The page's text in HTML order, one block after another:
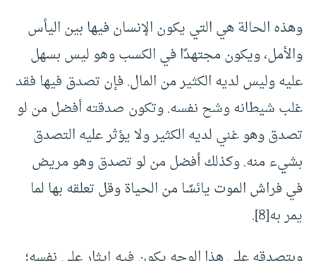
وهذه الحالة هي التي يكون الإنسان فيها بين اليأس
والأمل، ويكون مجتهدًا في الكسب وهو ليس بسهل
عليه وليس لديه الكثير من المال. فإن تصدق فيها فقد
غلب شيطانه وشح نفسه. وتكون صدقته أفضل من لو
تصدق وهو غني لديه الكثير ولا يؤثر عليه التصدق
بشيء منه. وكذلك أفضل من لو تصدق وهو مريض
في فراش الموت يائسًا من الحياة وقل تعلقه بها لما
يمر به[8].